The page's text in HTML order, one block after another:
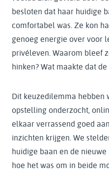
besloten dat haar huidige
comfortabel was. Ze kon
genoeg energie over voor
privéleven. Waarom bleef
hinken? Wat maakte dat
Dit keuzedilemma hebben
opstelling onderzocht,
elkaar verrassend goed
inzichten krijgen. We
huidige baan en de
hoe het was om in beide